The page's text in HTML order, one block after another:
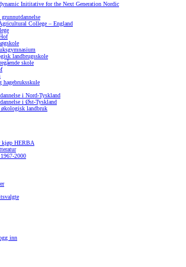
Inititative for the Next Generation Nordic
College – England
landbrugsskole
skole
hagebruksskule
i Nord-Tyskland
i Øst-Tyskland
landbruk
kjøp HERBA
2000
inn